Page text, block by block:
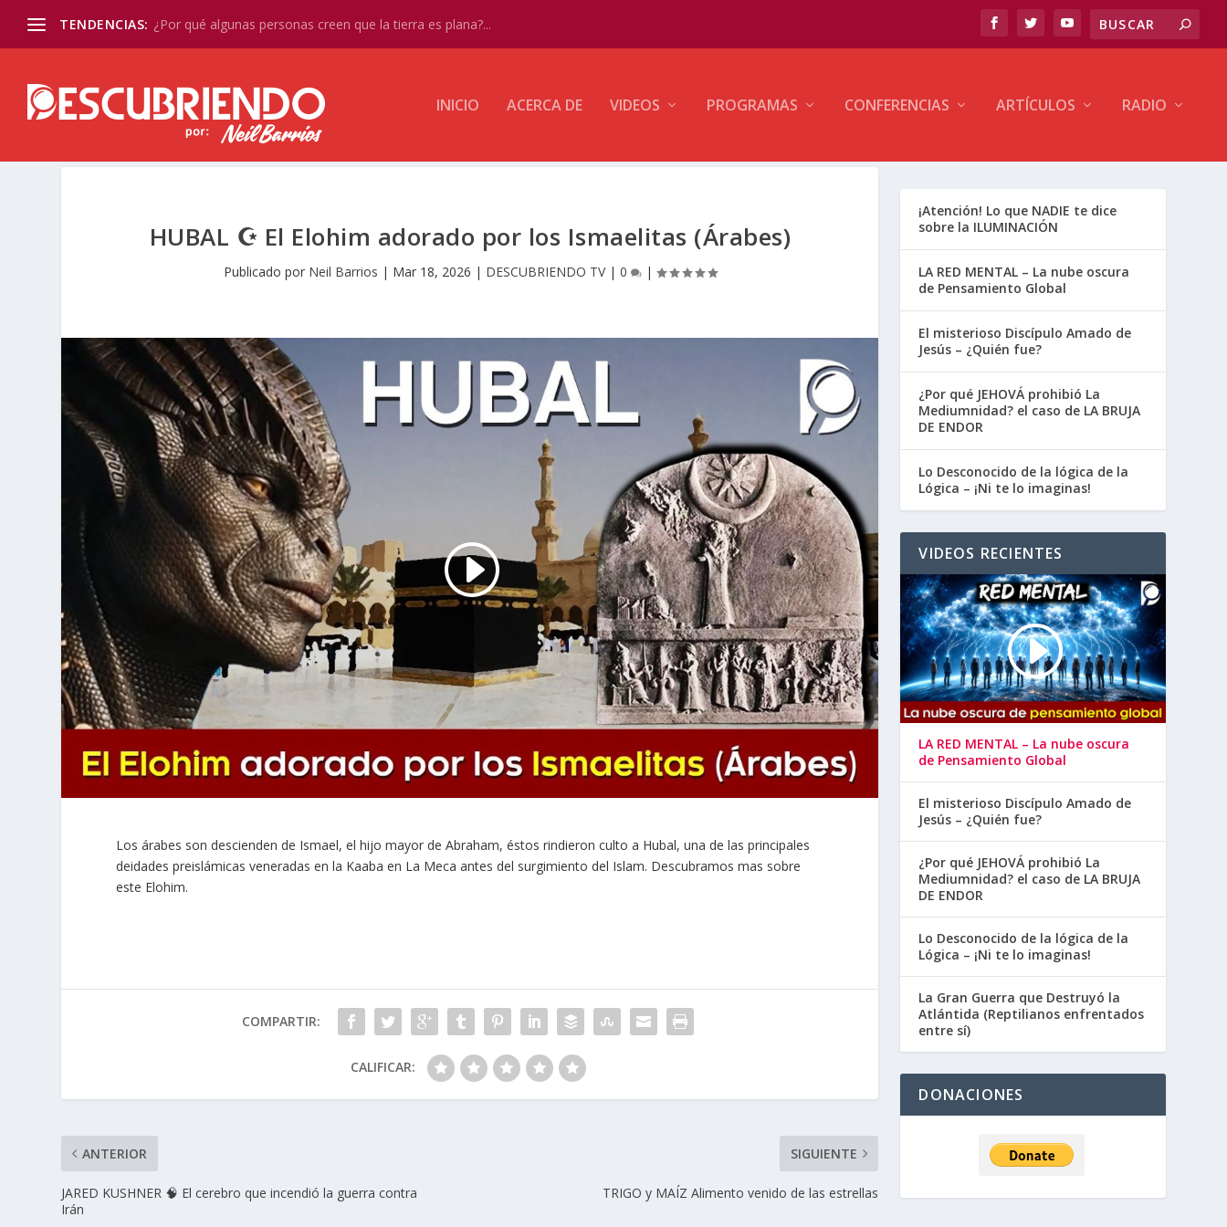
TENDENCIAS: ¿Por qué algunas personas creen que la tierra es plana?...
INICIO ACERCA DE VIDEOS PROGRAMAS CONFERENCIAS ARTÍCULOS RADIO
HUBAL ☪️ El Elohim adorado por los Ismaelitas (Árabes)
Publicado por Neil Barrios | Mar 18, 2026 | DESCUBRIENDO TV| 0 |
Los árabes son descienden de Ismael, el hijo mayor de Abraham, éstos rindieron culto a Hubal, una de las principales
deidades preislámicas veneradas en la Kaaba en La Meca antes del surgimiento del Islam. Descubramos mas sobre
este Elohim.
COMPARTIR:
CALIFICAR:
ANTERIOR
JARED KUSHNER 🧠 El cerebro que incendió la guerra contra
Irán
SIGUIENTE
TRIGO y MAÍZ Alimento venido de las estrellas
¡Atención! Lo que NADIE te dice
sobre la ILUMINACIÓN
LA RED MENTAL – La nube oscura
de Pensamiento Global
El misterioso Discípulo Amado de
Jesús – ¿Quién fue?
¿Por qué JEHOVÁ prohibió La
Mediumnidad? el caso de LA BRUJA
DE ENDOR
Lo Desconocido de la lógica de la
Lógica – ¡Ni te lo imaginas!
VIDEOS RECIENTES
LA RED MENTAL – La nube oscura
de Pensamiento Global
El misterioso Discípulo Amado de
Jesús – ¿Quién fue?
¿Por qué JEHOVÁ prohibió La
Mediumnidad? el caso de LA BRUJA
DE ENDOR
Lo Desconocido de la lógica de la
Lógica – ¡Ni te lo imaginas!
La Gran Guerra que Destruyó la
Atlántida (Reptilianos enfrentados
entre sí)
DONACIONES